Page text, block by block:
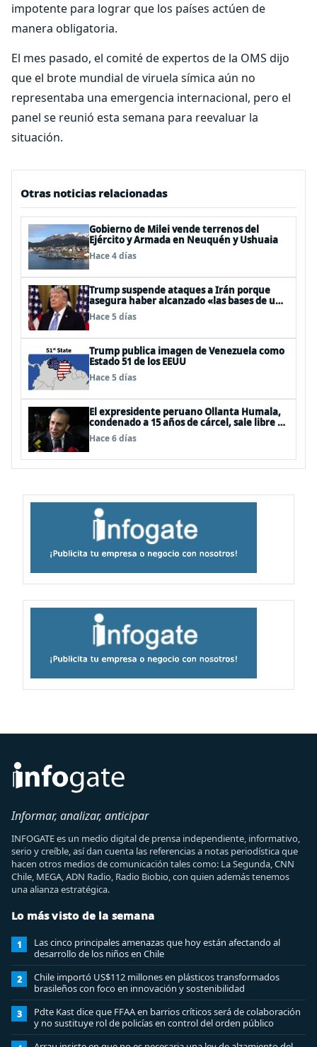
impotente para lograr que los países actúen de
manera obligatoria.
El mes pasado, el comité de expertos de la OMS dijo
que el brote mundial de viruela símica aún no
representaba una emergencia internacional, pero el
panel se reunió esta semana para reevaluar la
situación.
Otras noticias relacionadas
Gobierno de Milei vende terrenos del
Ejército y Armada en Neuquén y Ushuaia
Hace 4 días
Trump suspende ataques a Irán porque
asegura haber alcanzado «las bases de un
acuerdo»
Hace 5 días
Trump publica imagen de Venezuela como
Estado 51 de los EEUU
Hace 5 días
El expresidente peruano Ollanta Humala,
condenado a 15 años de cárcel, sale libre al
anularse su caso
Hace 6 días
Informar, analizar, anticipar
INFOGATE es un medio digital de prensa independiente, informativo,
serio y creíble, así dan cuenta las referencias a notas periodística que
hacen otros medios de comunicación tales como: La Segunda, CNN
Chile, MEGA, ADN Radio, Radio Biobio, con quien además tenemos
una alianza estratégica.
Lo más visto de la semana
1
Las cinco principales amenazas que hoy están afectando al
desarrollo de los niños en Chile
2
Chile importó US$112 millones en plásticos transformados
brasileños con foco en innovación y sostenibilidad
3
Pdte Kast dice que FFAA en barrios críticos será de colaboración
y no sustituye rol de policías en control del orden público